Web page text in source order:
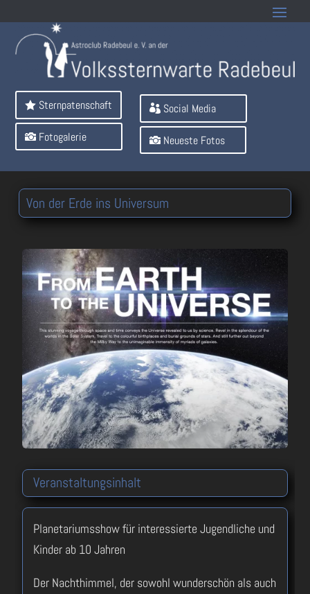
Sternpatenschaft
Fotogalerie
Social Media
Neueste Fotos
Von der Erde ins Universum
Veranstaltungsinhalt
Planetariumsshow für interessierte Jugendliche und
Kinder ab 10 Jahren
Der Nachthimmel, der sowohl wunderschön als auch